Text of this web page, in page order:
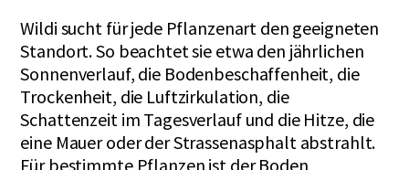
Wildi sucht für jede Pflanzenart den geeigneten
Standort. So beachtet sie etwa den jährlichen
Sonnenverlauf, die Bodenbeschaffenheit, die
Trockenheit, die Luftzirkulation, die
Schattenzeit im Tagesverlauf und die Hitze, die
eine Mauer oder der Strassenasphalt abstrahlt.
Für bestimmte Pflanzen ist der Boden